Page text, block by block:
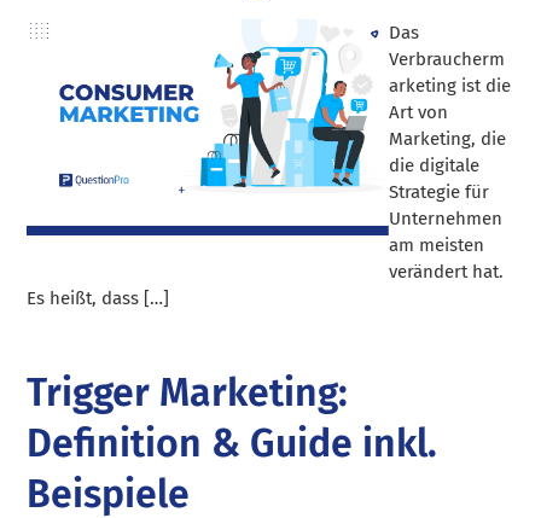
Das
Verbraucherm
arketing ist die
Art von
Marketing, die
die digitale
Strategie für
Unternehmen
am meisten
verändert hat.
Es heißt, dass […]
Trigger Marketing:
Definition & Guide inkl.
Beispiele